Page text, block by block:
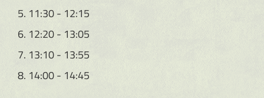
5. 11:30 - 12:15
6. 12:20 - 13:05
7. 13:10 - 13:55
8. 14:00 - 14:45